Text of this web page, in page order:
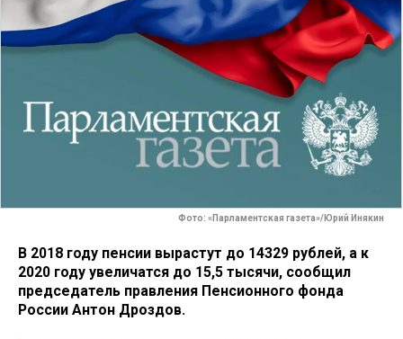
Фото: «Парламентская газета»/Юрий Инякин
В 2018 году пенсии вырастут до 14329 рублей, а к
2020 году увеличатся до 15,5 тысячи, сообщил
председатель правления Пенсионного фонда
России Антон Дроздов.